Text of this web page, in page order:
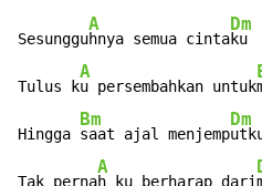
Sesunggu
A
hnya semua cinta
Dm
ku
Tulus k
A
u persembahkan untuk
Hingga
Bm
saat ajal menjemp
Dm
Tak perna
A
h ku berharap dari